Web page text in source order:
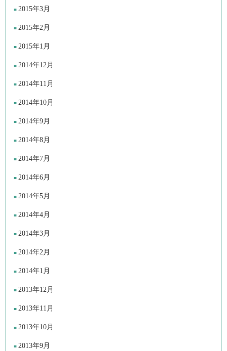
2015年3月
2015年2月
2015年1月
2014年12月
2014年11月
2014年10月
2014年9月
2014年8月
2014年7月
2014年6月
2014年5月
2014年4月
2014年3月
2014年2月
2014年1月
2013年12月
2013年11月
2013年10月
2013年9月